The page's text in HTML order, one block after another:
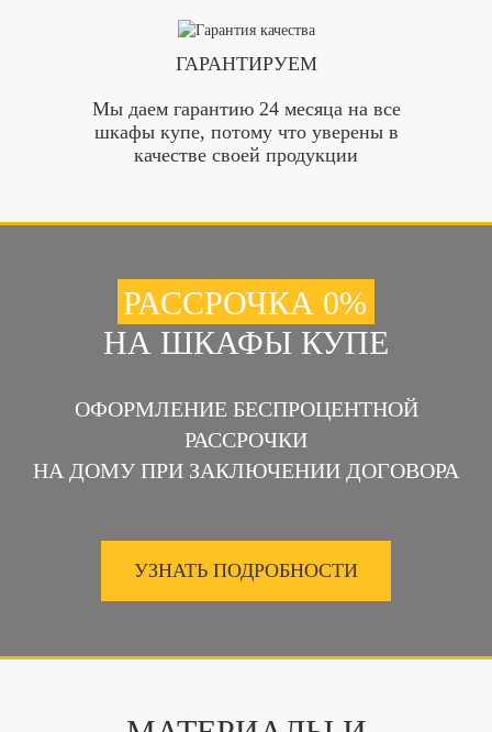
ГАРАНТИРУЕМ
Мы даем гарантию 24 месяца на все
шкафы купе, потому что уверены в
качестве своей продукции
РАССРОЧКА 0%
НА ШКАФЫ КУПЕ
ОФОРМЛЕНИЕ БЕСПРОЦЕНТНОЙ
РАССРОЧКИ
НА ДОМУ ПРИ ЗАКЛЮЧЕНИИ ДОГОВОРА
УЗНАТЬ ПОДРОБНОСТИ